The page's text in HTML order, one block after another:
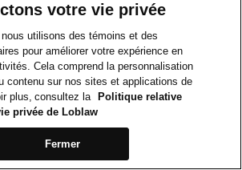
votre vie privée
utilisons des témoins et des
pour améliorer votre expérience en
Cela comprend la personnalisation
contenu sur nos sites et applications de
plus, consultez la
Politique relative
privée de Loblaw
Fermer